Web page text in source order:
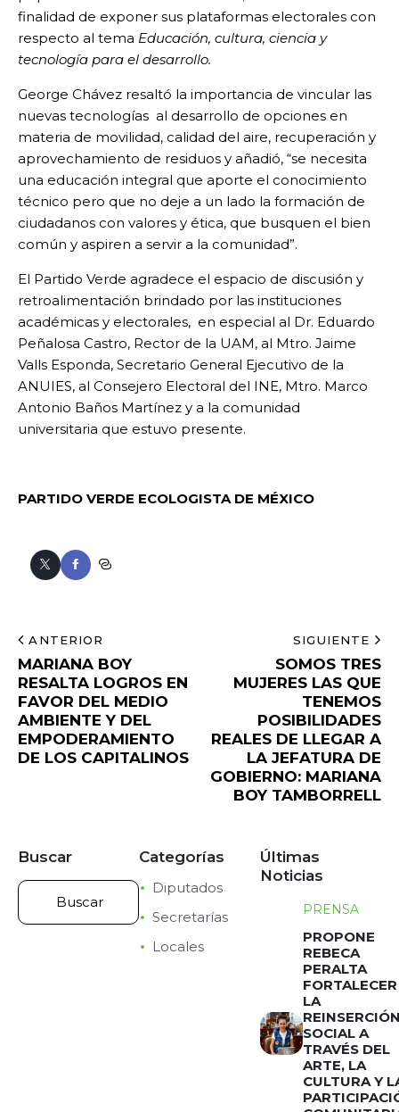
finalidad de exponer sus plataformas electorales con
respecto al tema Educación, cultura, ciencia y
tecnología para el desarrollo.
George Chávez resaltó la importancia de vincular las
nuevas tecnologías al desarrollo de opciones en
materia de movilidad, calidad del aire, recuperación y
aprovechamiento de residuos y añadió, “se necesita
una educación integral que aporte el conocimiento
técnico pero que no deje a un lado la formación de
ciudadanos con valores y ética, que busquen el bien
común y aspiren a servir a la comunidad”.
El Partido Verde agradece el espacio de discusión y
retroalimentación brindado por las instituciones
académicas y electorales, en especial al Dr. Eduardo
Peñalosa Castro, Rector de la UAM, al Mtro. Jaime
Valls Esponda, Secretario General Ejecutivo de la
ANUIES, al Consejero Electoral del INE, Mtro. Marco
Antonio Baños Martínez y a la comunidad
universitaria que estuvo presente.
PARTIDO VERDE ECOLOGISTA DE MÉXICO
ANTERIOR
MARIANA BOY
RESALTA LOGROS EN
FAVOR DEL MEDIO
AMBIENTE Y DEL
EMPODERAMIENTO
DE LOS CAPITALINOS
SIGUIENTE
SOMOS TRES
MUJERES LAS QUE
TENEMOS
POSIBILIDADES
REALES DE LLEGAR A
LA JEFATURA DE
GOBIERNO: MARIANA
BOY TAMBORRELL
Buscar Categorías
Diputados
Secretarías
Locales
Últimas
Noticias
PRENSA
PROPONE
REBECA
PERALTA
FORTALECER
LA
SOCIAL A
TRAVÉS DEL
ARTE, LA
CULTURA Y